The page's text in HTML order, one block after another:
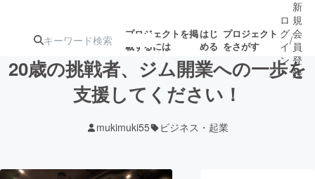
プロジェクトを掲
載するには
はじ
める
プロジェクト
をさがす
ジェクト
募集終了が近いプ
ロジェクト
ロ
グ
イ
ン
/
新
規
会
員
登
録
20歳の挑戦者、ジム開業への一歩を
支援してください！
mukimuki55 ビジネス・起業